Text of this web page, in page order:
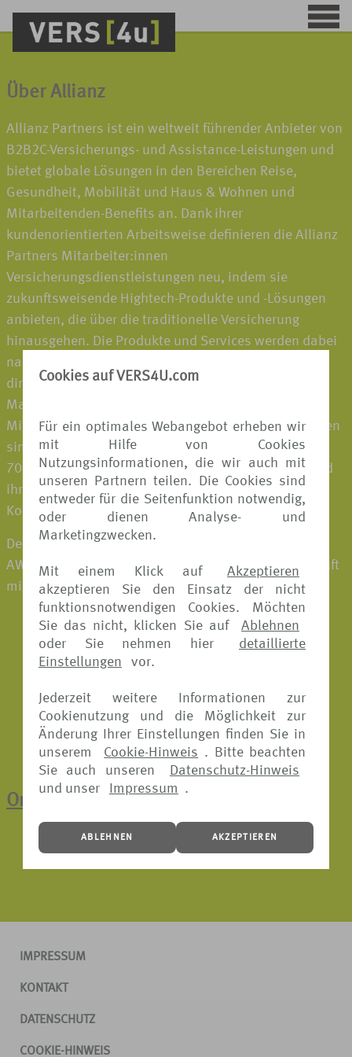
Cookies auf VERS4U.com
Für ein optimales Webangebot erheben wir
mit Hilfe von Cookies
Nutzungsinformationen, die wir auch mit
unseren Partnern teilen. Die Cookies sind
entweder für die Seitenfunktion notwendig,
oder dienen Analyse- und
Marketingzwecken.
Mit einem Klick auf
Akzeptieren
akzeptieren Sie den Einsatz der nicht
funktionsnotwendigen Cookies. Möchten
Sie das nicht, klicken Sie auf
Ablehnen
oder Sie nehmen hier
detaillierte
Einstellungen
vor.
Jederzeit weitere Informationen zur
Cookienutzung und die Möglichkeit zur
Änderung Ihrer Einstellungen finden Sie in
unserem
Cookie-Hinweis . Bitte beachten
Sie auch unseren
Datenschutz-Hinweis
und unser
Impressum .
ABLEHNEN AKZEPTIEREN
Über Allianz
Allianz Partners ist ein weltweit führender Anbieter von
B2B2C-Versicherungs- und Assistance-Leistungen und
bietet globale Lösungen in den Bereichen Reise,
Gesundheit, Mobilität und Haus & Wohnen und
Mitarbeitenden-Benefits an. Dank ihrer
kundenorientierten Arbeitsweise definieren die Allianz
Partners Mitarbeiter:innen
Versicherungsdienstleistungen neu, indem sie
zukunftsweisende Hightech-Produkte und -Lösungen
anbieten, die über die traditionelle Versicherung
hinausgehen. Die Produkte und Services werden dabei
nahtlos in das Geschäft der Partner eingebettet oder
direkt an die Kund:innen verkauft und sind unter der
Marke Allianz erhältlich. Rund 21.900
Mitarbeiter:innen, die in mehr als 75 Ländern vertreten
sind, bearbeiten jährlich etwa 72,5 Millionen Fälle in
70 Sprachen. Damit bieten sie Geschäftspartnern und
ihren Kund:innen auf der ganzen Welt Sicherheit und
Komfort – nur einen Klick entfernt.
Der Allianz Reiseschutz wird in Deutschland von der
AWP P&C S.A., Niederlassung für Deutschland verkauft
mit Sitz in der Königinstr. 28 in München.
Online-Schadenmeldung
IMPRESSUM
KONTAKT
DATENSCHUTZ
COOKIE-HINWEIS